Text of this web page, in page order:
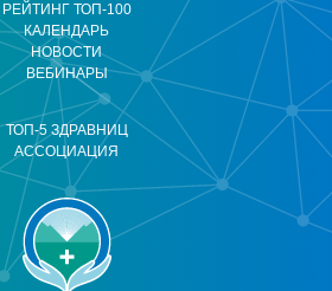
РЕЙТИНГ ТОП-100
КАЛЕНДАРЬ
НОВОСТИ
ВЕБИНАРЫ
ТОП-5 ЗДРАВНИЦ
АССОЦИАЦИЯ